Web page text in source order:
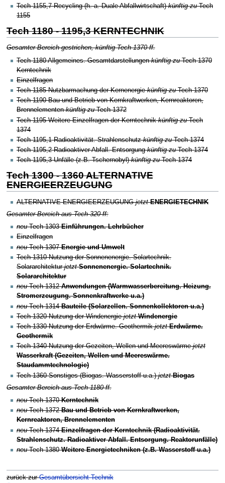
Tech 1155,7 Recycling (h. a. Duale Abfallwirtschaft) künftig zuTech
1155
Tech 1180 - 1195,3 KERNTECHNIK
Gesamter Bereich gestrichen, künftig Tech 1370 ff.
Tech 1180 Allgemeines. Gesamtdarstellungen künftig zuTech 1370
Kerntechnik
Einzelfragen
Tech 1185 Nutzbarmachung der Kernenergiekünftig zuTech 1370
Tech 1190 Bau und Betrieb von Kernkraftwerken, Kernreaktoren,
Brennelementenkünftig zuTech 1372
Tech 1195 Weitere Einzelfragen der Kerntechnikkünftig zuTech
1374
Tech 1195,1 Radioaktivität. Strahlenschutz künftig zuTech 1374
Tech 1195,2 Radioaktiver Abfall. Entsorgung künftig zuTech 1374
Tech 1195,3 Unfälle (z.B. Tschernobyl)künftig zuTech 1374
Tech 1300 - 1360 ALTERNATIVE
ENERGIEERZEUGUNG
ALTERNATIVE ENERGIEERZEUGUNG jetzt ENERGIETECHNIK
Gesamter Bereich aus Tech 320 ff:
neuTech 1303Einführungen. Lehrbücher
Einzelfragen
neuTech 1307Energie und Umwelt
Tech 1310Nutzung der Sonnenenergie. Solartechnik.
Solararchitektur jetzt Sonnenenergie. Solartechnik.
Solararchitektur
neuTech 1312Anwendungen (Warmwasserbereitung. Heizung.
Stromerzeugung. Sonnenkraftwerke u.a.)
neuTech 1314Bauteile (Solarzellen. Sonnenkollektoren u.a.)
Tech 1320Nutzung der Windenergie jetzt Windenergie
Tech 1330Nutzung der Erdwärme. Geothermikjetzt Erdwärme.
Geothermik
Tech 1340Nutzung der Gezeiten, Wellen und Meereswärme jetzt
Wasserkraft (Gezeiten, Wellen und Meereswärme.
Staudammtechnologie)
Tech 1360Sonstiges (Biogas. Wasserstoff u.a.) jetzt Biogas
Gesamter Bereich aus Tech 1180 ff.
neuTech 1370Kerntechnik
neuTech 1372Bau und Betrieb von Kernkraftwerken,
Kernreaktoren, Brennelementen
neuTech 1374Einzelfragen der Kerntechnik (Radioaktivität.
Strahlenschutz. Radioaktiver Abfall. Entsorgung. Reaktorunfälle)
neuTech 1380Weitere Energietechniken (z.B. Wasserstoff u.a.)
zurück zurGesamtübersicht Technik